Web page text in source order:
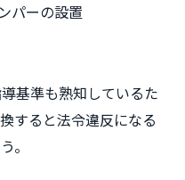
パーの設置
基準も熟知しているた
すると法令違反になる
。